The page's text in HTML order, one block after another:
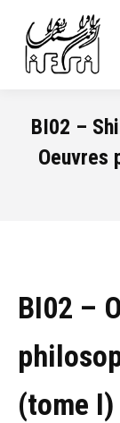
BI02 –
Oeuvres
BI02 –
(tome I)